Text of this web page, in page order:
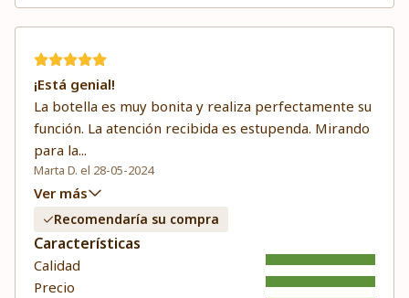
¡Está genial!
La botella es muy bonita y realiza perfectamente su
función. La atención recibida es estupenda. Mirando
para la...
Marta D. el 28-05-2024
Ver más
Recomendaría su compra
Características
Calidad
Precio